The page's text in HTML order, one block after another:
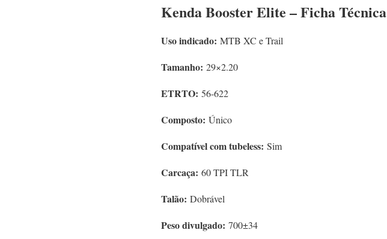
Kenda Booster Elite – Ficha Técnica
Uso indicado: MTB XC e Trail
Tamanho: 29×2.20
ETRTO: 56-622
Composto: Único
Compatível com tubeless: Sim
Carcaça: 60 TPI TLR
Talão: Dobrável
Peso divulgado: 700±34